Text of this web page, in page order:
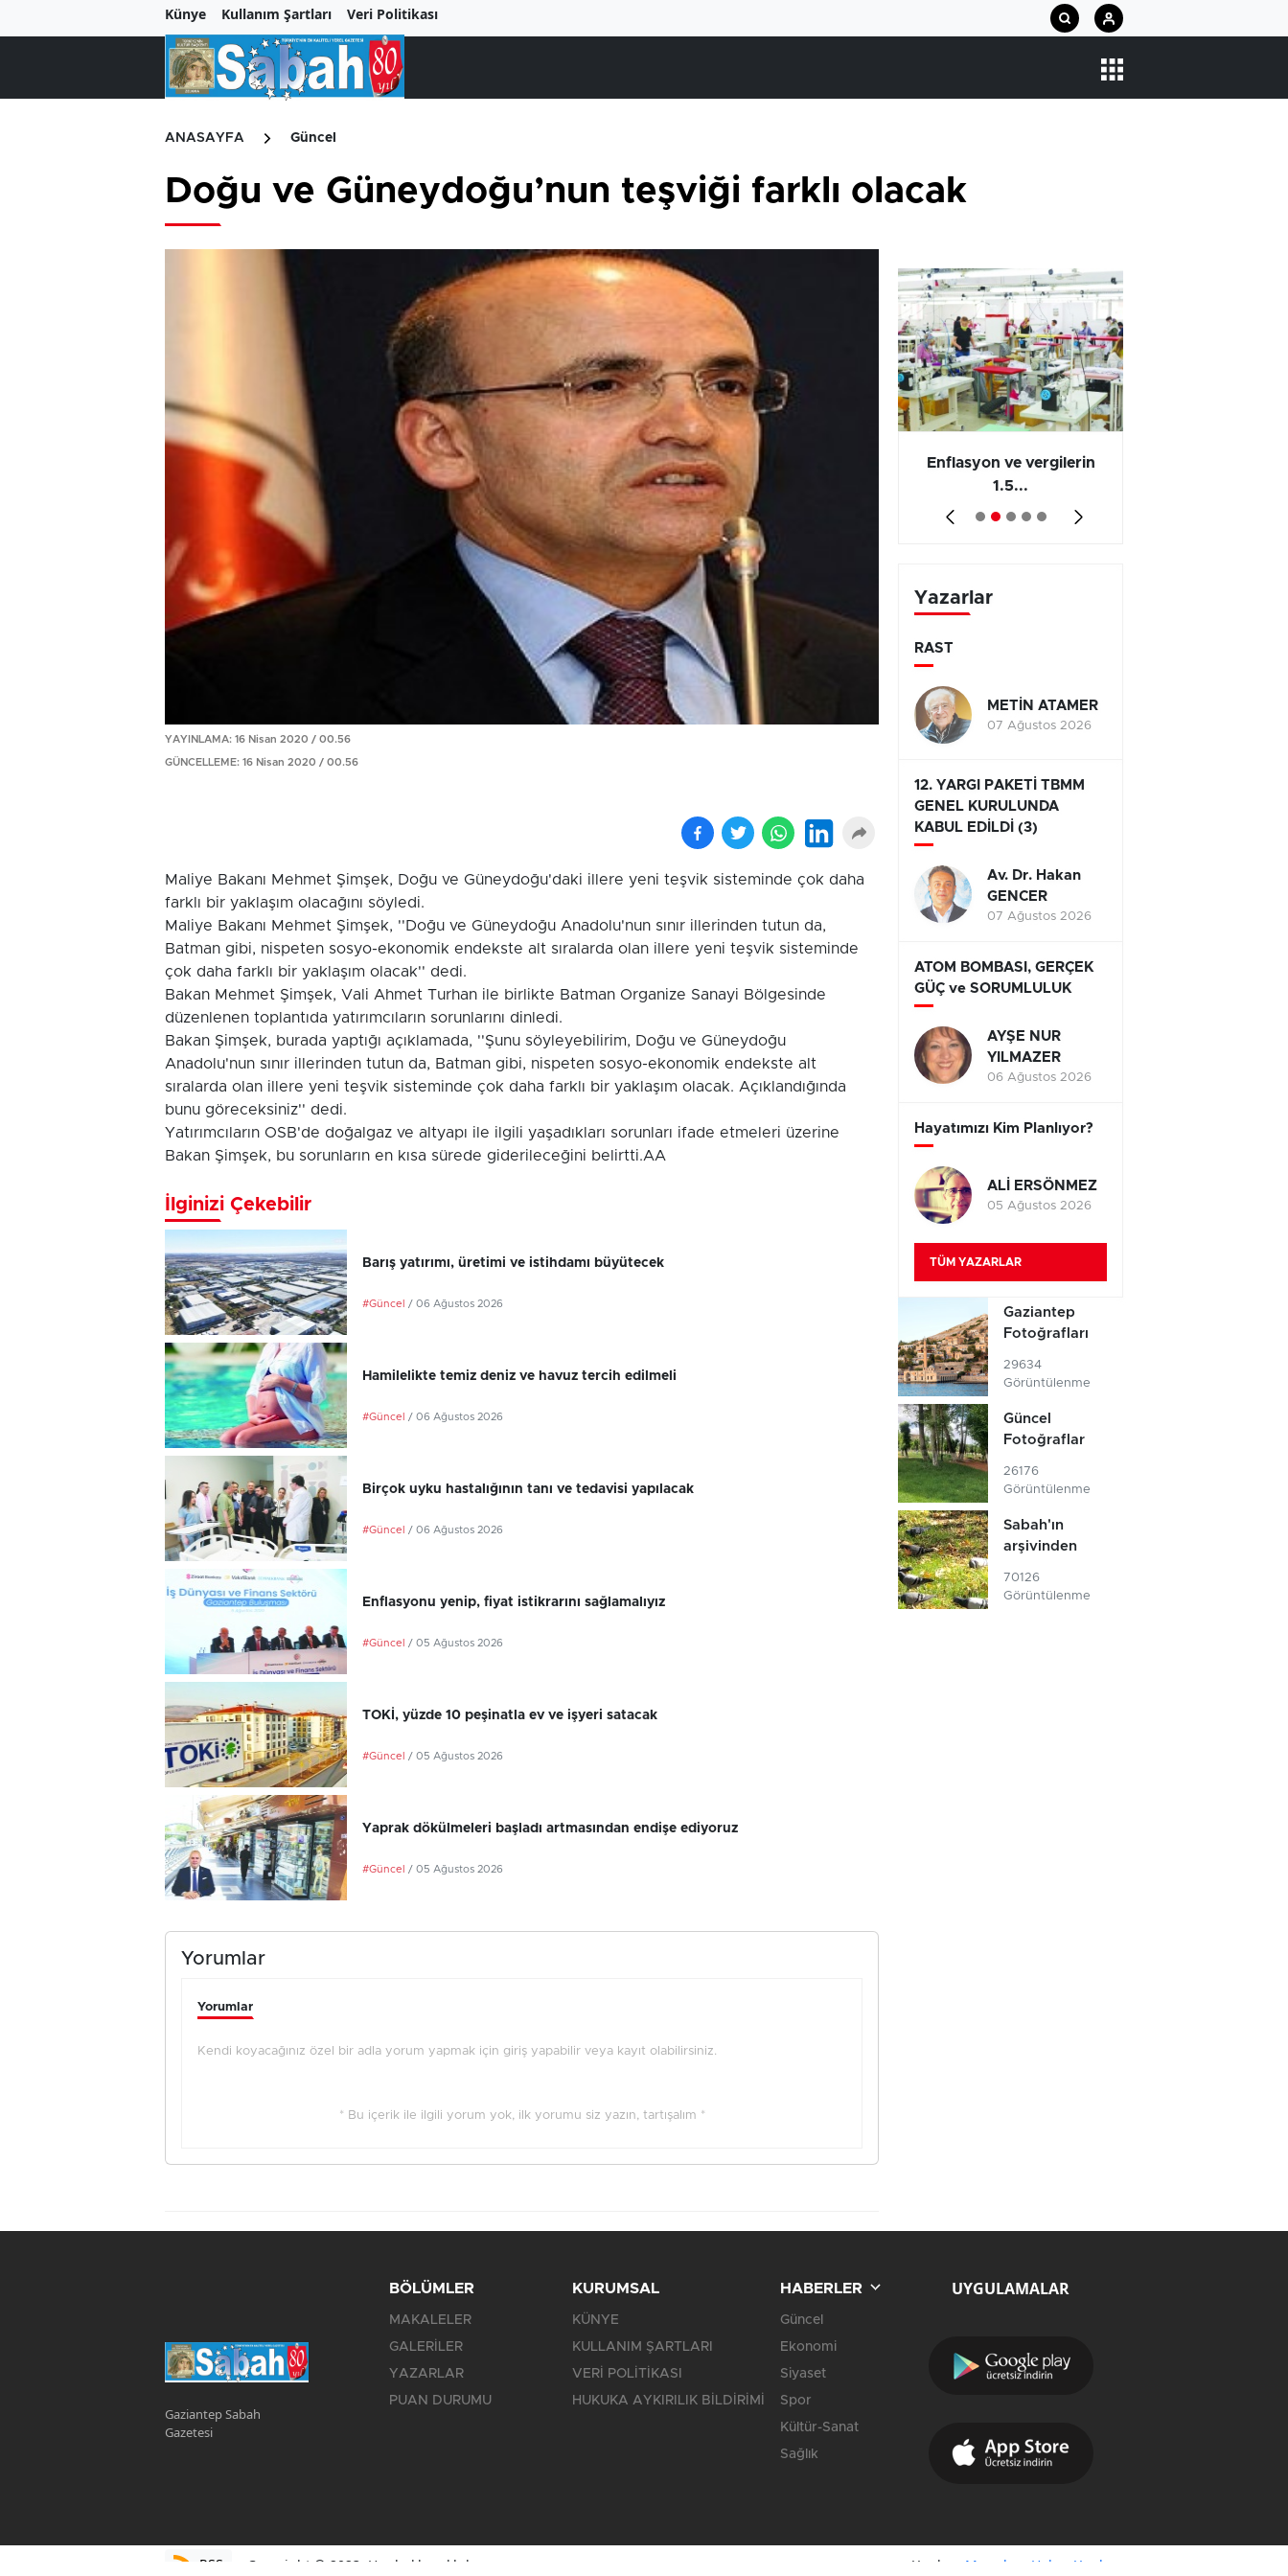
Künye Kullanım Şartları Veri Politikası
ANASAYFA Güncel
Doğu ve Güneydoğu’nun teşviği farklı olacak
YAYINLAMA: 16 Nisan 2020 / 00.56
GÜNCELLEME: 16 Nisan 2020 / 00.56
Maliye Bakanı Mehmet Şimşek, Doğu ve Güneydoğu'daki illere yeni teşvik sisteminde çok daha
farklı bir yaklaşım olacağını söyledi.
Maliye Bakanı Mehmet Şimşek, ''Doğu ve Güneydoğu Anadolu'nun sınır illerinden tutun da,
Batman gibi, nispeten sosyo-ekonomik endekste alt sıralarda olan illere yeni teşvik sisteminde
çok daha farklı bir yaklaşım olacak'' dedi.
Bakan Mehmet Şimşek, Vali Ahmet Turhan ile birlikte Batman Organize Sanayi Bölgesinde
düzenlenen toplantıda yatırımcıların sorunlarını dinledi.
Bakan Şimşek, burada yaptığı açıklamada, ''Şunu söyleyebilirim, Doğu ve Güneydoğu
Anadolu'nun sınır illerinden tutun da, Batman gibi, nispeten sosyo-ekonomik endekste alt
sıralarda olan illere yeni teşvik sisteminde çok daha farklı bir yaklaşım olacak. Açıklandığında
bunu göreceksiniz'' dedi.
Yatırımcıların OSB'de doğalgaz ve altyapı ile ilgili yaşadıkları sorunları ifade etmeleri üzerine
Bakan Şimşek, bu sorunların en kısa sürede giderileceğini belirtti.AA
İlginizi Çekebilir
Barış yatırımı, üretimi ve istihdamı büyütecek
#Güncel / 06 Ağustos 2026
Hamilelikte temiz deniz ve havuz tercih edilmeli
#Güncel / 06 Ağustos 2026
Birçok uyku hastalığının tanı ve tedavisi yapılacak
#Güncel / 06 Ağustos 2026
Enflasyonu yenip, fiyat istikrarını sağlamalıyız
#Güncel / 05 Ağustos 2026
TOKİ, yüzde 10 peşinatla ev ve işyeri satacak
#Güncel / 05 Ağustos 2026
Yaprak dökülmeleri başladı artmasından endişe ediyoruz
#Güncel / 05 Ağustos 2026
Yorumlar
Yorumlar
Kendi koyacağınız özel bir adla yorum yapmak için giriş yapabilir veya kayıt olabilirsiniz.
* Bu içerik ile ilgili yorum yok, ilk yorumu siz yazın, tartışalım *
Birçok uyku hastalığının
En ucuz sigara 120 TL, en
Enflasyon ve vergilerin
1.5...
Yazarlar
RAST
METİN ATAMER
07 Ağustos 2026
12. YARGI PAKETİ TBMM
GENEL KURULUNDA
KABUL EDİLDİ (3)
Av. Dr. Hakan
GENCER
07 Ağustos 2026
ATOM BOMBASI, GERÇEK
GÜÇ ve SORUMLULUK
AYŞE NUR
YILMAZER
06 Ağustos 2026
Hayatımızı Kim Planlıyor?
ALİ ERSÖNMEZ
05 Ağustos 2026
TÜM YAZARLAR
Gaziantep
Fotoğrafları
29634
Görüntülenme
Güncel
Fotoğraflar
26176
Görüntülenme
Sabah'ın
arşivinden
70126
Görüntülenme
Gaziantep Sabah
Gazetesi
BÖLÜMLER
MAKALELER
GALERİLER
YAZARLAR
PUAN DURUMU
KURUMSAL
KÜNYE
KULLANIM ŞARTLARI
VERİ POLİTİKASI
HUKUKA AYKIRILIK BİLDİRİMİ
HABERLER
Güncel
Ekonomi
Siyaset
Spor
Kültür-Sanat
Sağlık
UYGULAMALAR
RSS Copyright © 2023. Her hakkı saklıdır. Yazılım: Moradam Haber Yazılımı